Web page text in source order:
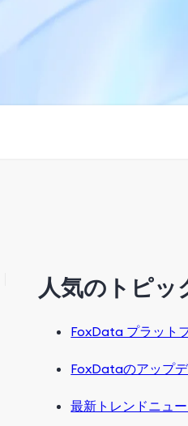
人気のトピッ
FoxData プラット
FoxDataのアップ
最新トレンドニュ